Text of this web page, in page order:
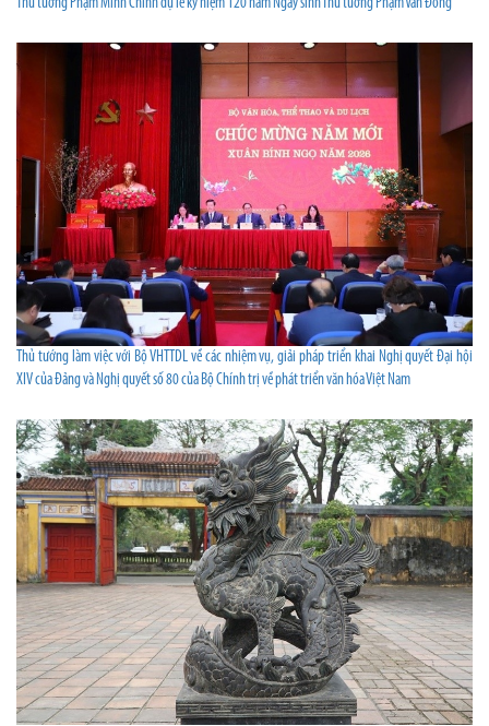
Thủ tướng Phạm Minh Chính dự lễ kỷ niệm 120 năm Ngày sinh Thủ tướng Phạm Văn Đồng
Thủ tướng làm việc với Bộ VHTTDL về các nhiệm vụ, giải pháp triển khai Nghị quyết Đại hội
XIV của Đảng và Nghị quyết số 80 của Bộ Chính trị về phát triển văn hóa Việt Nam